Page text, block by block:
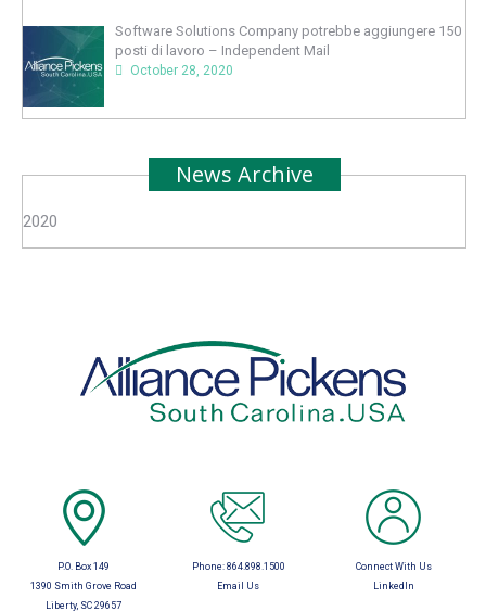
Software Solutions Company potrebbe aggiungere 150
posti di lavoro – Independent Mail
October 28, 2020
News Archive
2020
P.O. Box 149
1390 Smith Grove Road
Liberty, SC 29657
Phone: 864.898.1500
Email Us
Connect With Us
LinkedIn